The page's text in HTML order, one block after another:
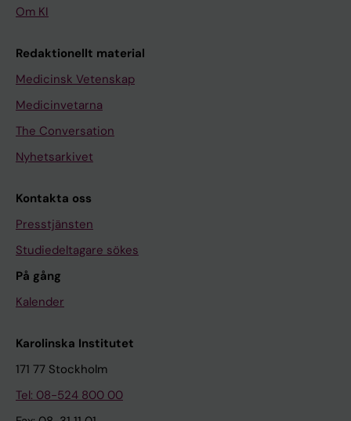
Om KI
Redaktionellt material
Medicinsk Vetenskap
Medicinvetarna
The Conversation
Nyhetsarkivet
Kontakta oss
Presstjänsten
Studiedeltagare sökes
På gång
Kalender
Karolinska Institutet
171 77 Stockholm
Tel: 08-524 800 00